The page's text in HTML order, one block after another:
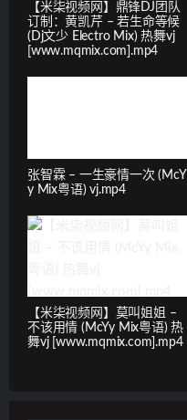
【米柒视频网】鼎锋DJ团队
订制：黄凯芹 – 若生命等候
(Dj文少 Electro Mix) 热舞vj
[www.mqmix.com].mp4
张智霖 – 一生豪情一次 (McY
y Mix粤语) vj.mp4
【米柒视频网】莫叫姐姐 –
不该用情 (McYy Mix粤语) 热
舞vj [www.mqmix.com].mp4